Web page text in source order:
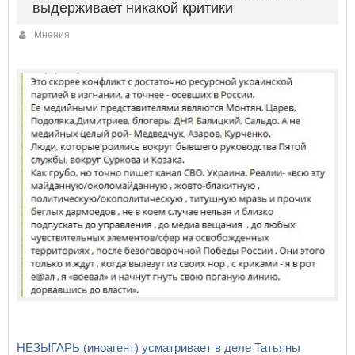
выдерживает никакой критики
Мнения
НЕЗЫГАРЬ (иноагент) усматривает в деле Татьяны